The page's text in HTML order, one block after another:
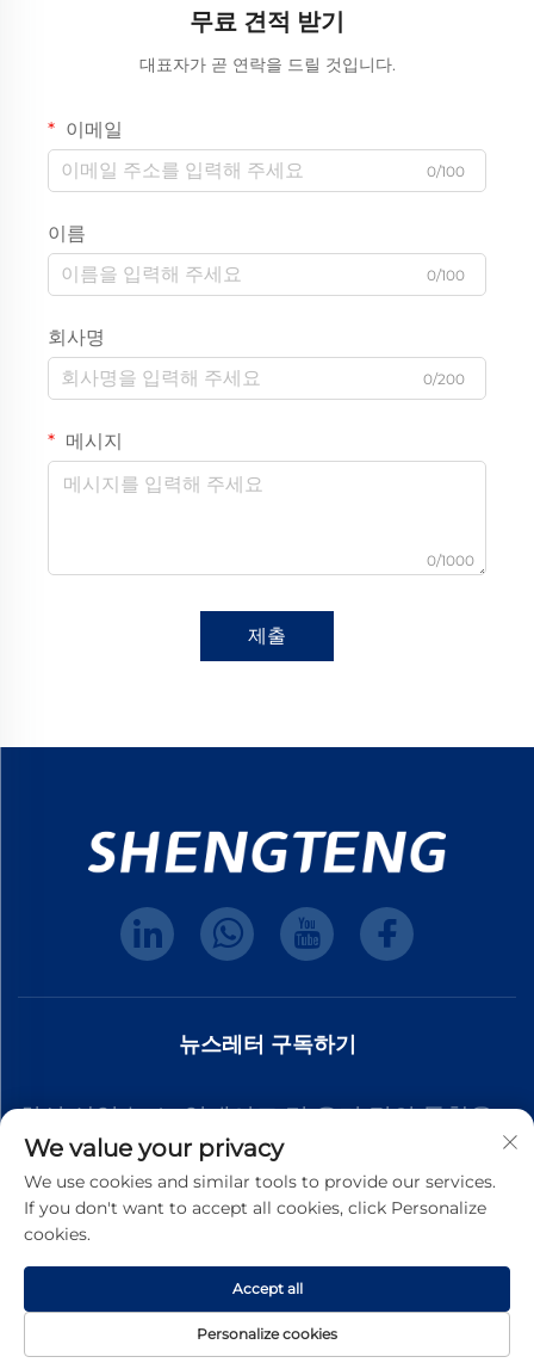
무료 견적 받기
대표자가 곧 연락을 드릴 것입니다.
이메일
0/100
이름
0/100
회사명
0/200
메시지
0/1000
제출
뉴스레터 구독하기
최신 산업 뉴스, 업데이트 및 우리 팀의 통찰을
받으려면 뉴스레터에 가입하세요.
저작권 © 2025 동관 성 teng 플라스틱 하드웨어 제품 유한 회사. 모든 권리 예
약.개인정보 보호 정책
We value your privacy
We use cookies and similar tools to provide our services.
If you don't want to accept all cookies, click Personalize
cookies.
Personalize cookies
Accept all